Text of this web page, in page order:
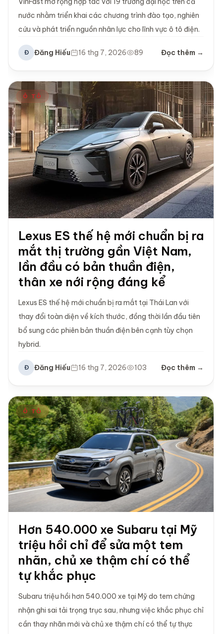
nước nhằm triển khai các chương trình đào tạo, nghiên
cứu và phát triển nguồn nhân lực cho lĩnh vực ô tô điện.
Đ Đăng Hiếu 16 thg 7, 2026 89 Đọc thêm →
Ô TÔ
Lexus ES thế hệ mới chuẩn bị ra
mắt thị trường gần Việt Nam,
lần đầu có bản thuần điện,
thân xe nới rộng đáng kể
Lexus ES thế hệ mới chuẩn bị ra mắt tại Thái Lan với
thay đổi toàn diện về kích thước, đồng thời lần đầu tiên
bổ sung các phiên bản thuần điện bên cạnh tùy chọn
hybrid.
Đ Đăng Hiếu 16 thg 7, 2026 103 Đọc thêm →
Ô TÔ
Hơn 540.000 xe Subaru tại Mỹ
triệu hồi chỉ để sửa một tem
nhãn, chủ xe thậm chí có thể
tự khắc phục
Subaru triệu hồi hơn 540.000 xe tại Mỹ do tem chứng
nhận ghi sai tải trọng trục sau, nhưng việc khắc phục chỉ
cần thay nhãn mới và chủ xe thậm chí có thể tự thực